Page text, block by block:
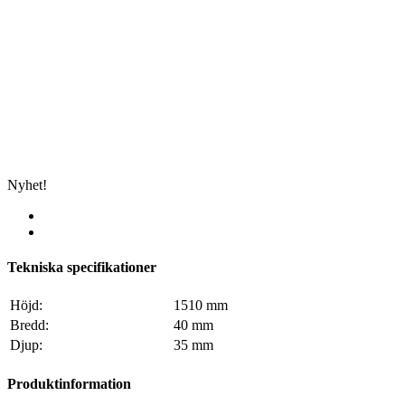
Nyhet!
Tekniska specifikationer
Höjd:
1510 mm
Bredd:
40 mm
Djup:
35 mm
Produktinformation